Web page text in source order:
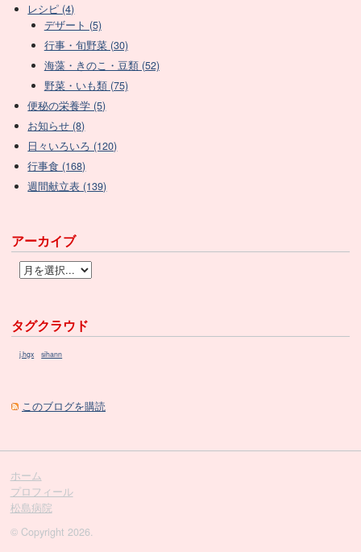
レシピ (4)
デザート (5)
行事・旬野菜 (30)
海藻・きのこ・豆類 (52)
野菜・いも類 (75)
便秘の栄養学 (5)
お知らせ (8)
日々いろいろ (120)
行事食 (168)
週間献立表 (139)
アーカイブ
タグクラウド
j.hgx sihann
このブログを購読
ホーム
プロフィール
松島病院
© Copyright 2026.